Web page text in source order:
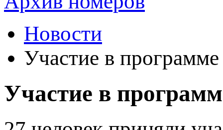
Новости
Участие в
Участие в